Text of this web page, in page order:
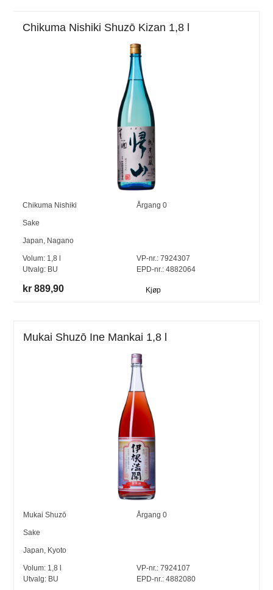
Chikuma Nishiki Shuzō Kizan 1,8 l
Chikuma Nishiki Årgang 0
Sake
Japan Nagano
Volum: 1,8 l
Utvalg: BU
VP-nr.:7924307
EPD-nr.: 4882064
kr 889,90 Kjøp
Mukai Shuzō Ine Mankai 1,8 l
Mukai Shuzō Årgang 0
Sake
Japan Kyoto
Volum: 1,8 l
Utvalg: BU
VP-nr.: 7924107
EPD-nr.: 4882080